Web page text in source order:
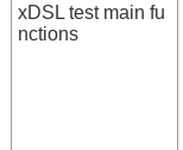
xDSL test main fu
nctions